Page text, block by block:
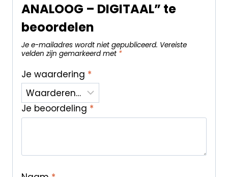
ANALOOG – DIGITAAL” te
beoordelen
Je e-mailadres wordt niet gepubliceerd. Vereiste
velden zijn gemarkeerd met *
Je waardering *
Je beoordeling *